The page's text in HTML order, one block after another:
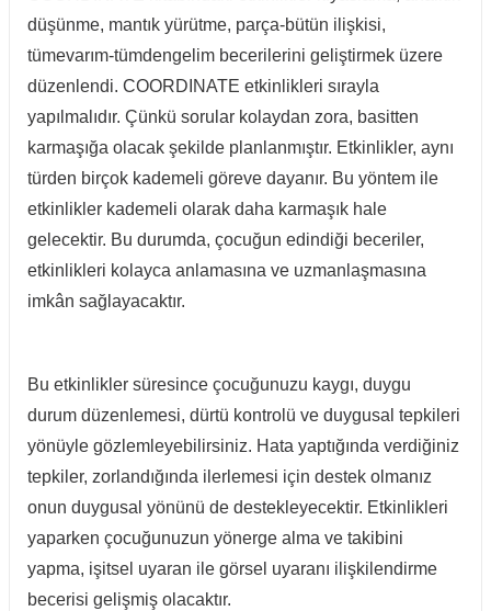
düşünme, mantık yürütme, parça-bütün ilişkisi,
tümevarım-tümdengelim becerilerini geliştirmek üzere
düzenlendi. COORDINATE etkinlikleri sırayla
yapılmalıdır. Çünkü sorular kolaydan zora, basitten
karmaşığa olacak şekilde planlanmıştır. Etkinlikler, aynı
türden birçok kademeli göreve dayanır. Bu yöntem ile
etkinlikler kademeli olarak daha karmaşık hale
gelecektir. Bu durumda, çocuğun edindiği beceriler,
etkinlikleri kolayca anlamasına ve uzmanlaşmasına
imkân sağlayacaktır.
Bu etkinlikler süresince çocuğunuzu kaygı, duygu
durum düzenlemesi, dürtü kontrolü ve duygusal tepkileri
yönüyle gözlemleyebilirsiniz. Hata yaptığında verdiğiniz
tepkiler, zorlandığında ilerlemesi için destek olmanız
onun duygusal yönünü de destekleyecektir. Etkinlikleri
yaparken çocuğunuzun yönerge alma ve takibini
yapma, işitsel uyaran ile görsel uyaranı ilişkilendirme
becerisi gelişmiş olacaktır.